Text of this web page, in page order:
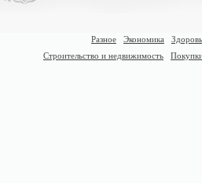
Разное Экономика
Строительство и недвижимость